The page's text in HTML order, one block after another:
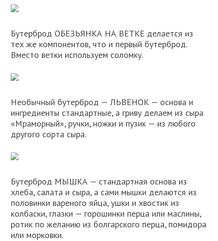
Бутерброд ОБЕЗЬЯНКА НА ВЕТКЕ делается из
тех же компонентов, что и первый бутерброд.
Вместо ветки используем соломку.
Необычный бутерброд — ЛЬВЕНОК — основа и
ингредиенты стандартные, а гриву делаем из сыра
«Мраморный», ручки, ножки и пузик — из любого
другого сорта сыра.
Бутерброд МЫШКА — стандартная основа из
хлеба, салата и сыра, а сами мышки делаются из
половинки вареного яйца, ушки и хвостик из
колбаски, глазки — горошинки перца или маслины,
ротик по желанию из болгарского перца, помидора
или морковки.